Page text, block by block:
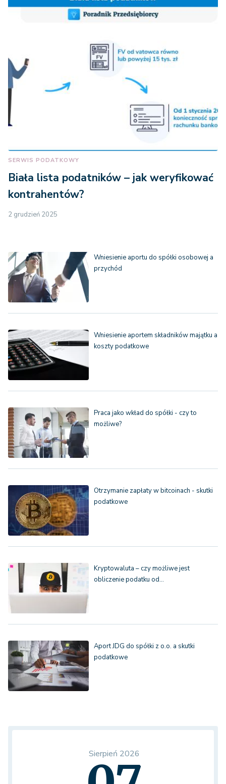
SERWIS PODATKOWY
Biała lista podatników – jak weryfikować
kontrahentów?
2 grudzień 2025
Wniesienie aportu do spółki osobowej a
przychód
Wniesienie aportem składników majątku a
koszty podatkowe
Praca jako wkład do spółki - czy to
możliwe?
Otrzymanie zapłaty w bitcoinach - skutki
podatkowe
Kryptowaluta – czy możliwe jest
obliczenie podatku od…
Aport JDG do spółki z o.o. a skutki
podatkowe
Sierpień 2026